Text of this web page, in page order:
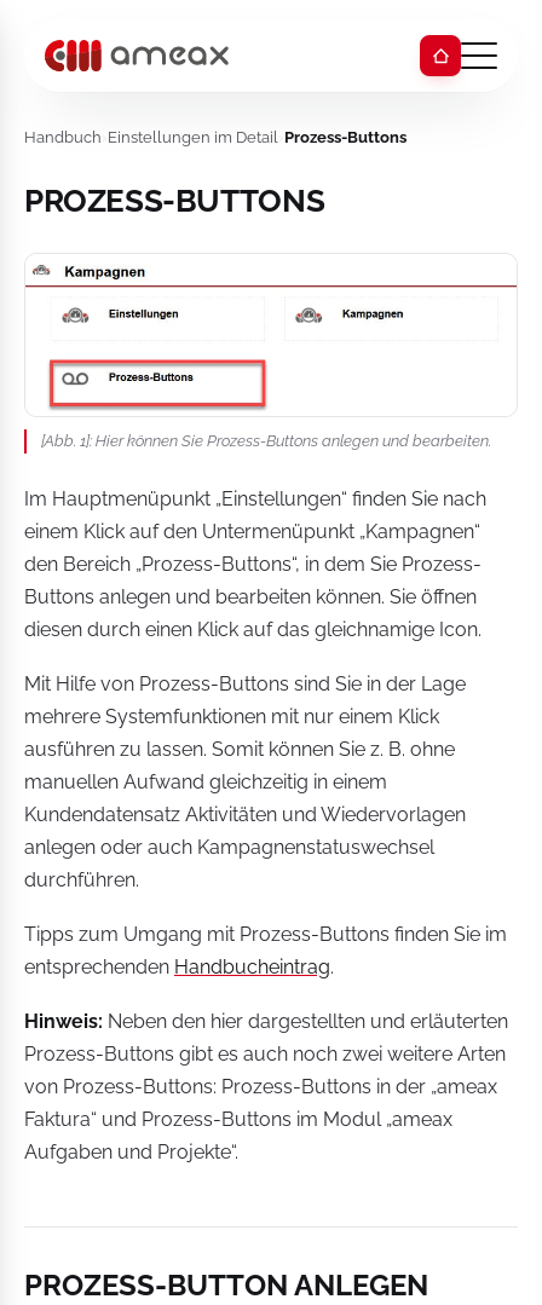
Handbuch ›Einstellungen im Detail ›Prozess-Buttons
PROZESS-BUTTONS
[Abb. 1]: Hier können Sie Prozess-Buttons anlegen und bearbeiten.
Im Hauptmenüpunkt „Einstellungen“ finden Sie nach
einem Klick auf den Untermenüpunkt „Kampagnen“
den Bereich „Prozess-Buttons“, in dem Sie Prozess-
Buttons anlegen und bearbeiten können. Sie öffnen
diesen durch einen Klick auf das gleichnamige Icon.
Mit Hilfe von Prozess-Buttons sind Sie in der Lage
mehrere Systemfunktionen mit nur einem Klick
ausführen zu lassen. Somit können Sie z. B. ohne
manuellen Aufwand gleichzeitig in einem
Kundendatensatz Aktivitäten und Wiedervorlagen
anlegen oder auch Kampagnenstatuswechsel
durchführen.
Tipps zum Umgang mit Prozess-Buttons finden Sie im
entsprechenden Handbucheintrag.
Hinweis: Neben den hier dargestellten und erläuterten
Prozess-Buttons gibt es auch noch zwei weitere Arten
von Prozess-Buttons: Prozess-Buttons in der „ameax
Faktura“ und Prozess-Buttons im Modul „ameax
Aufgaben und Projekte“.
PROZESS-BUTTON ANLEGEN